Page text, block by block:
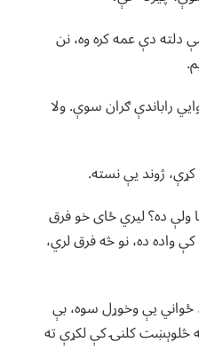
دلته دې عمه کره وه، نن
راباندې ګران سوې. ولا
ژوند یې نسته.
ده؟ لیري ځای خو فرق
کې واده ده، نو څه فرق لري،
ځواني یې وخوړل سوه، بې
په څلوېښت کلنۍ کې لکړې ته